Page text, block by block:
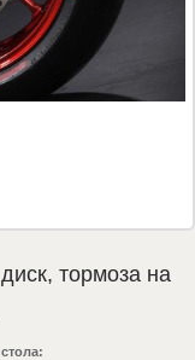
диск, тормоза на